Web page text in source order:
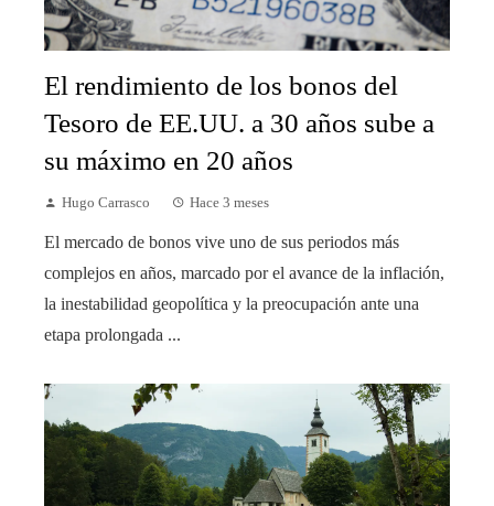
El rendimiento de los bonos del
Tesoro de EE.UU. a 30 años sube a
su máximo en 20 años
Hugo Carrasco Hace 3 meses
El mercado de bonos vive uno de sus periodos más
complejos en años, marcado por el avance de la inflación,
la inestabilidad geopolítica y la preocupación ante una
etapa prolongada ...